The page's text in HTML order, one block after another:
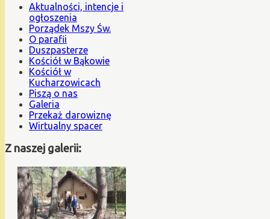
Aktualności, intencje i
ogłoszenia
Porządek Mszy Św.
O parafii
Duszpasterze
Kościół w Bąkowie
Kościół w
Kucharzowicach
Piszą o nas
Galeria
Przekaż darowiznę
Wirtualny spacer
Z naszej galerii: